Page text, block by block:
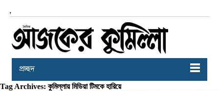
,
প্রচ্ছদ
Tag Archives: কুমিল্লায় মিডিয়া টিমকে হারিয়ে